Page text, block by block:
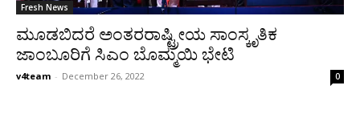
Fresh News
ಮೂಡಬಿದರೆ ಅಂತರರಾಷ್ಟ್ರೀಯ ಸಾಂಸ್ಕೃತಿಕ
ಜಾಂಬೂರಿಗೆ ಸಿಎಂ ಬೊಮ್ಮಯಿ ಭೇಟಿ
v4team - December 26, 2022 0